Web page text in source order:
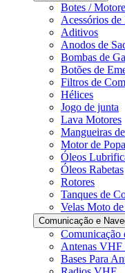
Botes /
Acessórios
Aditivos
Anodos de
Bombas de
Botões de
Filtros de
Hélices
Jogo de junta
Lava Motores
Mangueiras
Motor de Popa
Óleos
Óleos Rabetas
Rotores
Tanques de
Velas Moto de
Comunicação e
Comunicação
Antenas
Bases Para